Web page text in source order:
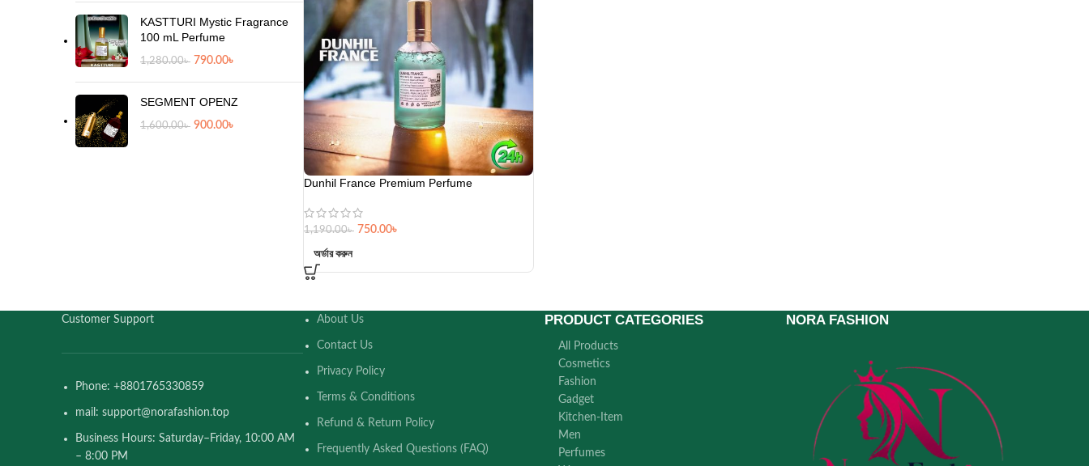
KASTTURI Mystic Fragrance
100 mL Perfume
1,280.00৳ 790.00৳
SEGMENT OPENZ
1,600.00৳ 900.00৳
Dunhil France Premium Perfume
1,190.00৳ 750.00৳
অর্ডার করুন
Customer Support
Phone: +8801765330859
mail: support@norafashion.top
Business Hours: Saturday–Friday, 10:00 AM
– 8:00 PM
About Us
Contact Us
Privacy Policy
Terms & Conditions
Refund & Return Policy
Frequently Asked Questions (FAQ)
PRODUCT CATEGORIES
All Products
Cosmetics
Fashion
Gadget
Kitchen-Item
Men
Perfumes
NORA FASHION